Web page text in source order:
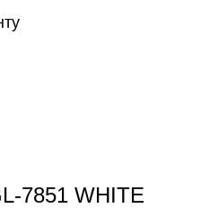
7851 WHITE